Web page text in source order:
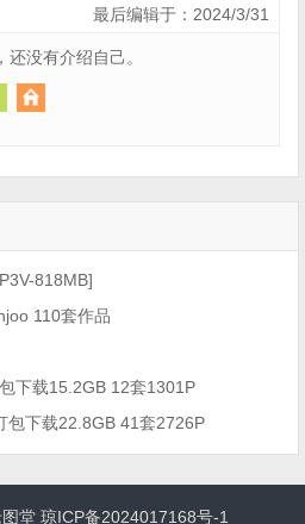
最后编辑于：2024/3/31
还没有介绍自己。
818MB]
110套作品
下载15.2GB 12套1301P
包下载22.8GB 41套2726P
堂 琼ICP备2024017168号-1